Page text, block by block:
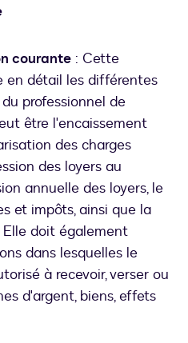
courante : Cette
en détail les différentes
professionnel de
être l'encaissement
des charges
des loyers au
annuelle des loyers, le
et impôts, ainsi que la
doit également
dans lesquelles le
à recevoir, verser ou
d'argent, biens, effets